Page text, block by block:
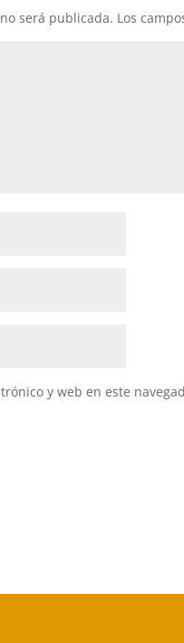
será publicada. Los
y web en este